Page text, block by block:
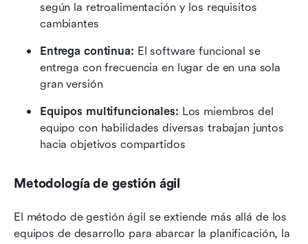
según la retroalimentación y los requisitos
cambiantes
Entrega continua: El software funcional se
entrega con frecuencia en lugar de en una sola
gran versión
Equipos multifuncionales: Los miembros del
equipo con habilidades diversas trabajan juntos
hacia objetivos compartidos
Metodología de gestión ágil
El método de gestión ágil se extiende más allá de los
equipos de desarrollo para abarcar la planificación, la